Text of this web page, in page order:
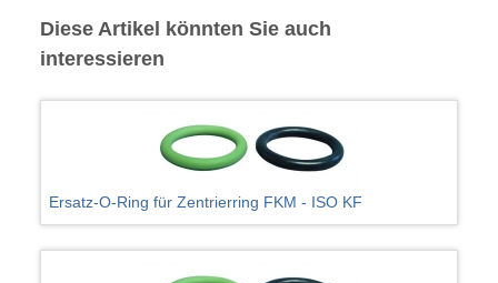
Diese Artikel könnten Sie auch
interessieren
Ersatz-O-Ring für Zentrierring FKM - ISO KF